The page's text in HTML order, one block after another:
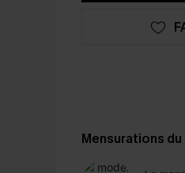
Mensurations du